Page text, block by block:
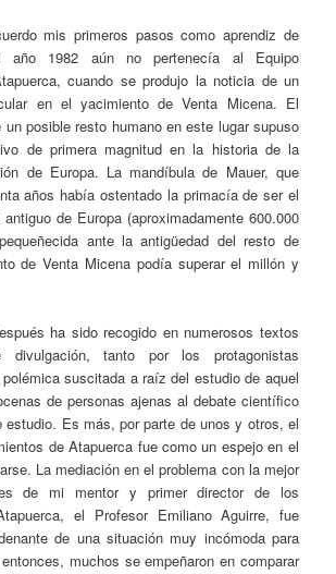
mis primeros pasos como aprendiz de
año 1982 aún no pertenecía al Equipo
cuando se produjo la noticia de un
en el yacimiento de Venta Micena. El
un posible resto humano en este lugar supuso
de primera magnitud en la historia de la
de Europa. La mandíbula de Mauer, que
años había ostentado la primacía de ser el
de Europa (aproximadamente 600.000
ante la antigüedad del resto de
de Venta Micena podía superar el millón y
ha sido recogido en numerosos textos
tanto por los protagonistas
suscitada a raíz del estudio de aquel
de personas ajenas al debate científico
Es más, por parte de unos y otros, el
de Atapuerca fue como un espejo en el
La mediación en el problema con la mejor
de mi mentor y primer director de los
el Profesor Emiliano Aguirre, fue
de una situación muy incómoda para
muchos se empeñaron en comparar